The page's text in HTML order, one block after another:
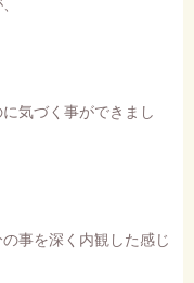
気づく事ができまし
事を深く内観した感じ